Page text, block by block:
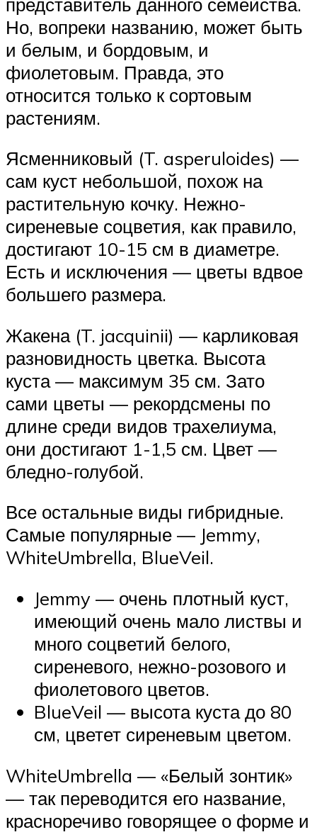
Но, вопреки названию, может быть
и белым, и бордовым, и
фиолетовым. Правда, это
относится только к сортовым
растениям.
Ясменниковый (T. asperuloides) —
сам куст небольшой, похож на
растительную кочку. Нежно-
сиреневые соцветия, как правило,
достигают 10-15 см в диаметре.
Есть и исключения — цветы вдвое
большего размера.
Жакена (T. jacquinii) — карликовая
разновидность цветка. Высота
куста — максимум 35 см. Зато
сами цветы — рекордсмены по
длине среди видов трахелиума,
они достигают 1-1,5 см. Цвет —
бледно-голубой.
Все остальные виды гибридные.
Самые популярные — Jemmy,
WhiteUmbrella, BlueVeil.
Jemmy — очень плотный куст,
имеющий очень мало листвы и
много соцветий белого,
сиреневого, нежно-розового и
фиолетового цветов.
BlueVeil — высота куста до 80
см, цветет сиреневым цветом.
WhiteUmbrella — «Белый зонтик»
— так переводится его название,
красноречиво говорящее о форме и